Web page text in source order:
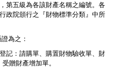
第五級為各該財產名稱之編號。各
政院頒行之『財物標準分類』中所
為之：
記：請購單、購置財物驗收單、財
贈財產增加單。